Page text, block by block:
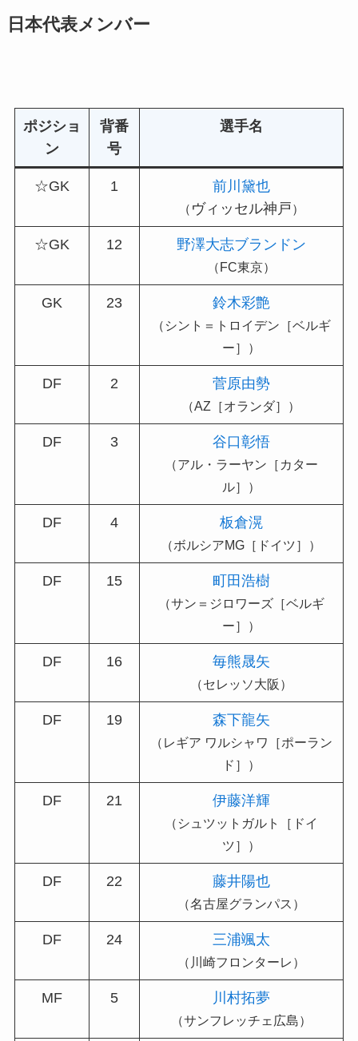
日本代表メンバー
ポジショ
ン
背番
号
選手名
☆GK 1 前川黛也
（ ヴィッセル神戸）
☆GK 12 野澤大志ブランドン
（FC東京）
GK 23 鈴木彩艶
（シント＝トロイデン［ベルギ
ー］）
DF 2 菅原由勢
（AZ［オランダ］）
DF 3 谷口彰悟
（アル・ラーヤン［カター
ル］）
DF 4 板倉滉
（ボルシアMG［ドイツ］）
DF 15 町田浩樹
（サン＝ジロワーズ［ベルギ
ー］）
DF 16 毎熊晟矢
（セレッソ大阪）
DF 19 森下龍矢
（レギア ワルシャワ［ポーラン
ド］）
DF 21 伊藤洋輝
（シュツットガルト［ドイ
ツ］）
DF 22 藤井陽也
（名古屋グランパス）
DF 24 三浦颯太
（川崎フロンターレ）
MF 5 川村拓夢
（サンフレッチェ広島）